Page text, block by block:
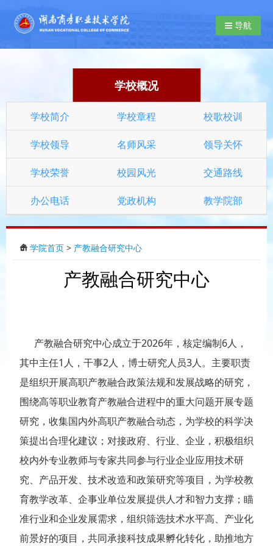
导航切换
导航
学校概况
学校简介 学校章程 校歌校训
学校领导 名师风采 领导关怀
学校荣誉 校园风光 交通路线
办公电话 党政机构 教学院部
学院首页 > 产教融合研究中心
产教融合研究中心
产教融合研究中心成立于2026年，核定编制6人，
其中主任1人，干事2人，博士研究人员3人。主要职责
是组织开展高职产教融合政策法规和发展战略的研究，
围绕高等职业教育产教融合进程中的重大问题开展专题
研究，收集国内外高职产教融合动态，为学校的科学决
策提出合理化建议；对接政府、行业、企业，积极组织
校内外专业教师与专家共同参与行业企业应用技术研
究、产品开发、技术改造和政策研究等项目，为学校教
育教学改革、企事业单位发展提供人才和智力支撑；瞄
准行业和企业发展需求，组织筛选技术水平高、产业化
前景好的项目，共同承接科技成果孵化转化，助推地方